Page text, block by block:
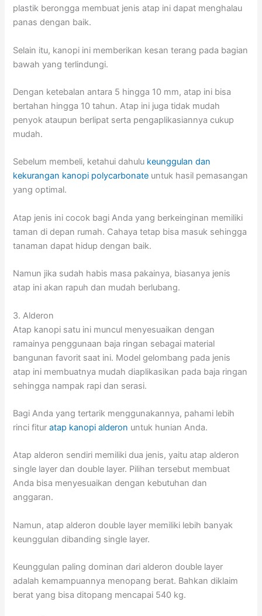
plastik berongga membuat jenis atap ini dapat menghalau
panas dengan baik.
Selain itu, kanopi ini memberikan kesan terang pada bagian
bawah yang terlindungi.
Dengan ketebalan antara 5 hingga 10 mm, atap ini bisa
bertahan hingga 10 tahun. Atap ini juga tidak mudah
penyok ataupun berlipat serta pengaplikasiannya cukup
mudah.
Sebelum membeli, ketahui dahulu keunggulan dan
kekurangan kanopi polycarbonate untuk hasil pemasangan
yang optimal.
Atap jenis ini cocok bagi Anda yang berkeinginan memiliki
taman di depan rumah. Cahaya tetap bisa masuk sehingga
tanaman dapat hidup dengan baik.
Namun jika sudah habis masa pakainya, biasanya jenis
atap ini akan rapuh dan mudah berlubang.
3. Alderon
Atap kanopi satu ini muncul menyesuaikan dengan
ramainya penggunaan baja ringan sebagai material
bangunan favorit saat ini. Model gelombang pada jenis
atap ini membuatnya mudah diaplikasikan pada baja ringan
sehingga nampak rapi dan serasi.
Bagi Anda yang tertarik menggunakannya, pahami lebih
rinci fituratap kanopi alderon untuk hunian Anda.
Atap alderon sendiri memiliki dua jenis, yaitu atap alderon
single layer dan double layer. Pilihan tersebut membuat
Anda bisa menyesuaikan dengan kebutuhan dan
anggaran.
Namun, atap alderon double layer memiliki lebih banyak
keunggulan dibanding single layer.
Keunggulan paling dominan dari alderon double layer
adalah kemampuannya menopang berat. Bahkan diklaim
berat yang bisa ditopang mencapai 540 kg.